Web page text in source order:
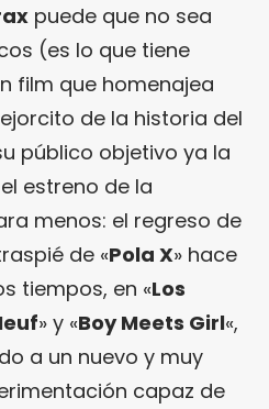
puede que no sea
(es lo que tiene
film que homenajea
de la historia del
público objetivo ya la
estreno de la
menos: el regreso de
de «Pola X» hace
tiempos, en «Los
» y «Boy Meets Girl«,
a un nuevo y muy
capaz de